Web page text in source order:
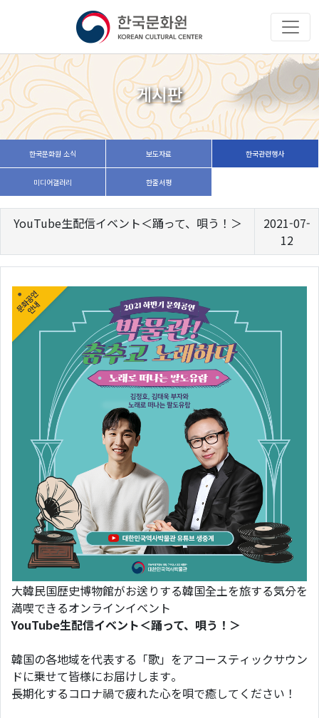
게시판
한국문화원 소식 보도자료 한국관련행사
미디어갤러리 한줄서평
YouTube生配信イベント＜踊って、唄う！＞
2021-07-
12
大韓民国歴史博物館がお送りする韓国全土を旅する気分を
満喫できるオンラインイベント
YouTube生配信イベント＜踊って、唄う！＞
韓国の各地域を代表する「歌」をアコースティックサウン
ドに乗せて皆様にお届けします。
長期化するコロナ禍で疲れた心を唄で癒してください！